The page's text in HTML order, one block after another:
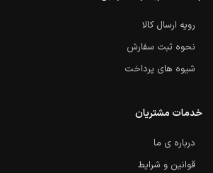
رویه ارسال کالا
نحوه ثبت سفارش
شیوه های پرداخت
خدمات مشتریان
درباره ی ما
قوانین و شرایط